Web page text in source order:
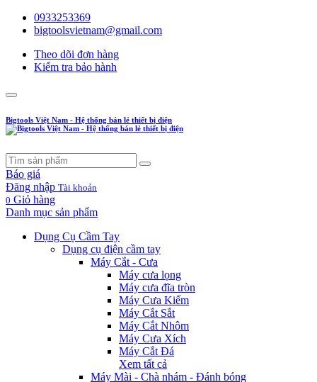
0933253369
bigtoolsvietnam@gmail.com
Theo dõi đơn hàng
Kiểm tra bảo hành
Bigtools Việt Nam - Hệ thống bán lẻ thiết bị điện
Báo giá
Đăng nhập Tài khoản
0 Giỏ hàng
Danh mục sản phẩm
Dụng Cụ Cầm Tay
Dụng cụ điện cầm tay
Máy Cắt - Cưa
Máy cưa lọng
Máy cưa đĩa tròn
Máy Cưa Kiếm
Máy Cắt Sắt
Máy Cắt Nhôm
Máy Cưa Xích
Máy Cắt Đá
Xem tất cả
Máy Mài - Chà nhám - Đánh bóng